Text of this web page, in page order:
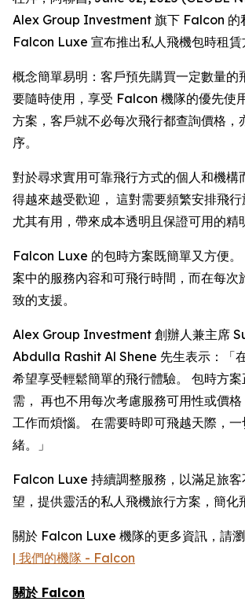
Alex Group Investment 旗下 Falcon 的
Falcon Luxe 宣布推出私人飛機包時租賃
概念簡單易明：客戶預先購買一定數量的
要隨時使用，享受 Falcon 機隊的優先使
方案，客戶就不必每次飛行都查詢價格，
序。
對於尋求實用可靠飛行方式的個人和機構
得越來越受歡迎， 這對需要頻繁安排飛
尤其有用，帶來成本透明且保證可用的精
Falcon Luxe 的包時方案既簡單又方便。
案中的服務內容和可飛行時間，而在每次
致的支援。
Alex Group Investment 創辦人兼主席
Abdulla Rashit Al Shene 先生表示：「
希望享受輕鬆簡單的飛行體驗。 包時方
需， 再也不用每次考慮服務可用性或價
工作而煩惱。 在需要時即可飛越天際，
緒。」
Falcon Luxe 持續調整服務，以滿足旅客
望，提供靈活的私人飛機旅行方案，簡化
關於 Falcon Luxe 機隊的更多資訊，請
| 我們的機隊 - Falcon
關於 Falcon